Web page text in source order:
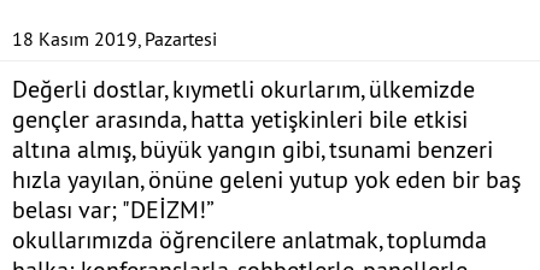
18 Kasım 2019, Pazartesi
Değerli dostlar, kıymetli okurlarım, ülkemizde
gençler arasında, hatta yetişkinleri bile etkisi
altına almış, büyük yangın gibi, tsunami benzeri
hızla yayılan, önüne geleni yutup yok eden bir baş
belası var; "DEİZM!”
okullarımızda öğrencilere anlatmak, toplumda